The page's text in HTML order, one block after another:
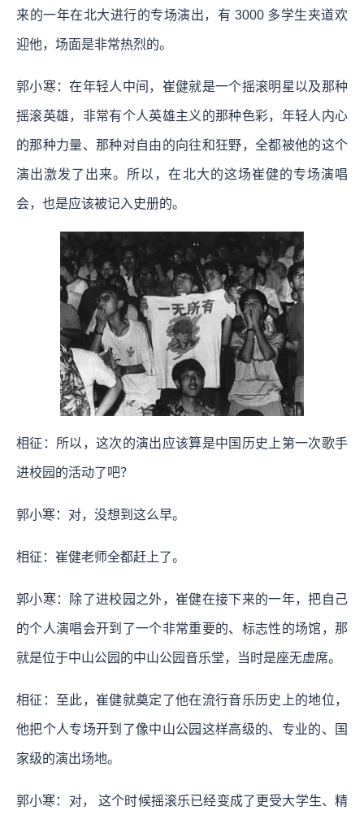
来的一年在北大进行的专场演出，有 3000 多学生夹道欢
迎他，场面是非常热烈的。
郭小寒：在年轻人中间，崔健就是一个摇滚明星以及那种
摇滚英雄，非常有个人英雄主义的那种色彩，年轻人内心
的那种力量、那种对自由的向往和狂野，全都被他的这个
演出激发了出来。所以，在北大的这场崔健的专场演唱
会，也是应该被记入史册的。
相征：所以，这次的演出应该算是中国历史上第一次歌手
进校园的活动了吧？
郭小寒：对，没想到这么早。
相征：崔健老师全都赶上了。
郭小寒：除了进校园之外，崔健在接下来的一年，把自己
的个人演唱会开到了一个非常重要的、标志性的场馆，那
就是位于中山公园的中山公园音乐堂，当时是座无虚席。
相征：至此，崔健就奠定了他在流行音乐历史上的地位，
他把个人专场开到了像中山公园这样高级的、专业的、国
家级的演出场地。
郭小寒：对， 这个时候摇滚乐已经变成了更受大学生、精